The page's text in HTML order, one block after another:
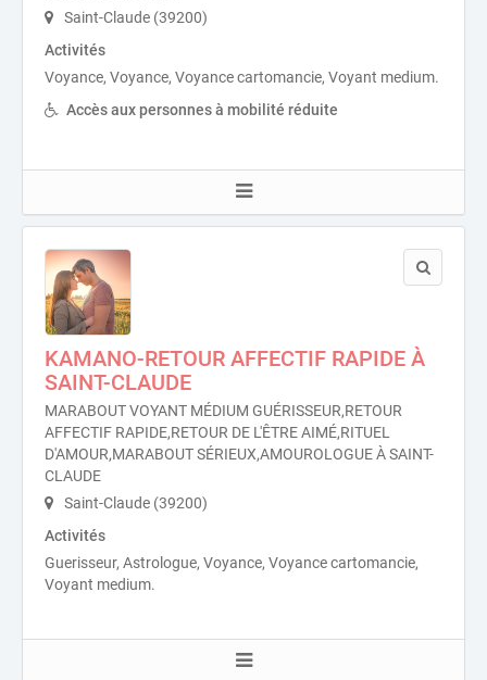
Saint-Claude (39200)
Activités
Voyance, Voyance, Voyance cartomancie, Voyant medium.
Accès aux personnes à mobilité réduite
KAMANO-RETOUR AFFECTIF RAPIDE À
SAINT-CLAUDE
MARABOUT VOYANT MÉDIUM GUÉRISSEUR,RETOUR
AFFECTIF RAPIDE,RETOUR DE L'ÊTRE AIMÉ,RITUEL
D'AMOUR,MARABOUT SÉRIEUX,AMOUROLOGUE À SAINT-
CLAUDE
Saint-Claude (39200)
Activités
Guerisseur, Astrologue, Voyance, Voyance cartomancie,
Voyant medium.